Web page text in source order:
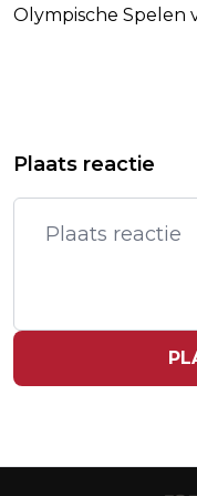
Olympische Spelen
RECORD VAN
ITALIË GEEFT
ARMANI OM
Plaats reactie